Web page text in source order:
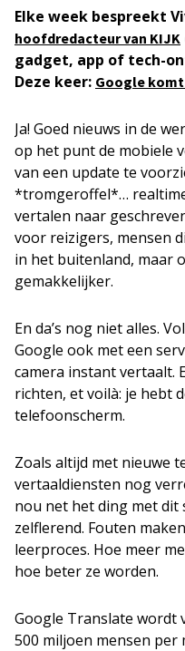
Elke week bespreekt
hoofdredacteur van KIJK
gadget, app of tech-
Deze keer: Google
Ja! Goed nieuws in de
op het punt de mobiele
van een update te
*tromgeroffel*…
vertalen naar
voor reizigers, mensen
in het buitenland, maar
gemakkelijker.
En da’s nog niet alles.
Google ook met een
camera instant vertaalt.
richten, et voilà: je hebt
telefoonscherm.
Zoals altijd met nieuwe
vertaaldiensten nog
nou net het ding met dit
zelflerend. Fouten
leerproces. Hoe meer
hoe beter ze worden.
Google Translate wordt
500 miljoen mensen per